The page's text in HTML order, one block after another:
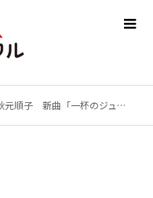
ーム」は皆さんからいただいた素晴らしいプレゼント